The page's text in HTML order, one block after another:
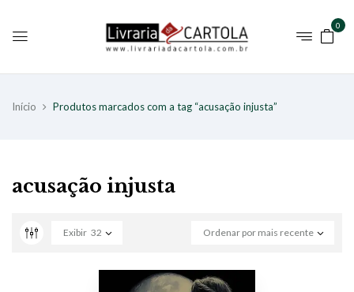
0
Início Produtos marcados com a tag “acusação injusta”
acusação injusta
Ordenar por mais recente
Exibir 32